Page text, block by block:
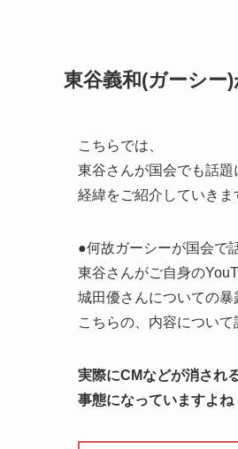
東谷義和(ガーシー)
こちらでは、
東谷さんが国会でも話
経緯をご紹介していきま
●何故ガーシーが国会で
東谷さんがご自身の
城田優さんについての暴
こちらの、内容について
実際にCMなどが消され
事態になっていますよね